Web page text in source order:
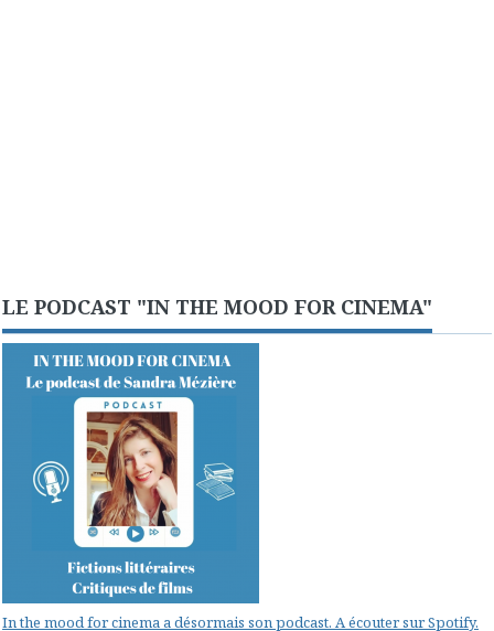
LE PODCAST "IN THE MOOD FOR CINEMA"
In the mood for cinema a désormais son podcast. A écouter sur Spotify.